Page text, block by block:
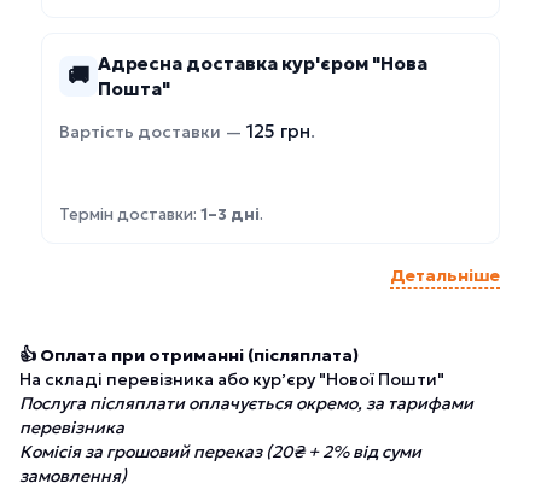
🚚 Адресна доставка кур'єром "Нова
Пошта"
Вартість доставки — 125 грн.
Термін доставки: 1–3 дні.
Детальніше
👍 Оплата при отриманні (післяплата)
На складі перевізника або курʼєру "Нової Пошти"
Послуга післяплати оплачується окремо, за тарифами
перевізника
Комісія за грошовий переказ (20₴ + 2% від суми
замовлення)